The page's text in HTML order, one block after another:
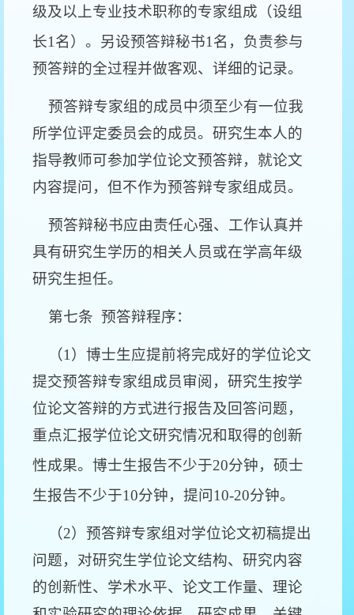
级及以上专业技术职称的专家组成（设组
长1名）。另设预答辩秘书1名，负责参与
预答辩的全过程并做客观、详细的记录。
预答辩专家组的成员中须至少有一位我
所学位评定委员会的成员。研究生本人的
指导教师可参加学位论文预答辩，就论文
内容提问，但不作为预答辩专家组成员。
预答辩秘书应由责任心强、工作认真并
具有研究生学历的相关人员或在学高年级
研究生担任。
第七条 预答辩程序：
（1）博士生应提前将完成好的学位论文
提交预答辩专家组成员审阅，研究生按学
位论文答辩的方式进行报告及回答问题，
重点汇报学位论文研究情况和取得的创新
性成果。博士生报告不少于20分钟，硕士
生报告不少于10分钟，提问10-20分钟。
（2）预答辩专家组对学位论文初稿提出
问题，对研究生学位论文结构、研究内容
的创新性、学术水平、论文工作量、理论